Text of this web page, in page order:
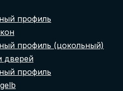
профиль
профиль (цокольный)
дверей
профиль